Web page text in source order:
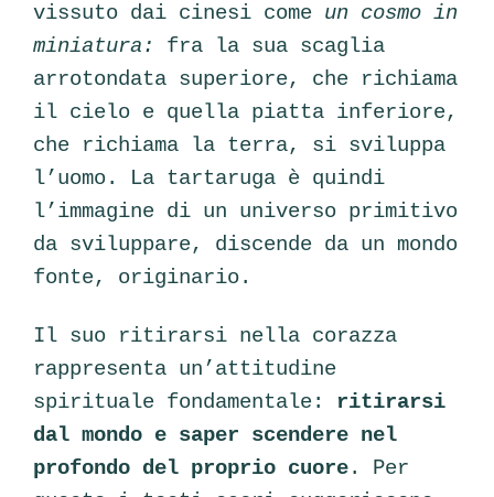
vissuto dai cinesi come un cosmo in
miniatura: fra la sua scaglia
arrotondata superiore, che richiama
il cielo e quella piatta inferiore,
che richiama la terra, si sviluppa
l’uomo. La tartaruga è quindi
l’immagine di un universo primitivo
da sviluppare, discende da un mondo
fonte, originario.
Il suo ritirarsi nella corazza
rappresenta un’attitudine
spirituale fondamentale: ritirarsi
dal mondo e saper scendere nel
profondo del proprio cuore. Per